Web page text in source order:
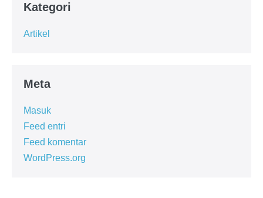
Kategori
Artikel
Meta
Masuk
Feed entri
Feed komentar
WordPress.org